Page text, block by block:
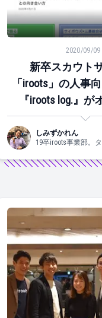
新卒スカウトサービ
2020/09/09
新卒スカウト
「iroots」の人事
『iroots log.』が
しみずかれん
19卒iroots事業部。
験があります。 好